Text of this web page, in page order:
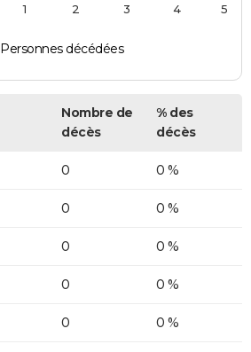
Personnes décédées
1 2 3 4 5
Nombre de
décès
% des
décès
0 0 %
0 0 %
0 0 %
0 0 %
0 0 %